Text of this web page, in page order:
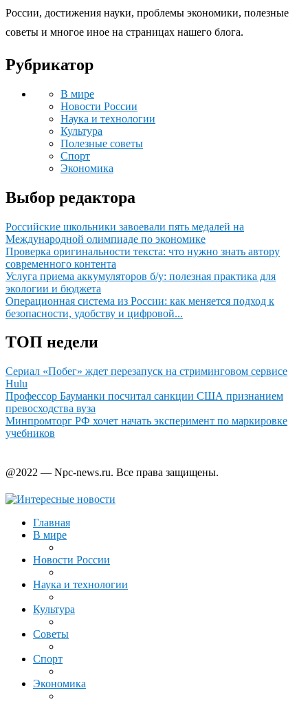
России, достижения науки, проблемы экономики, полезные
советы и многое иное на страницах нашего блога.
Рубрикатор
В мире
Новости России
Наука и технологии
Культура
Полезные советы
Спорт
Экономика
Выбор редактора
Российские школьники завоевали пять медалей на
Международной олимпиаде по экономике
Проверка оригинальности текста: что нужно знать автору
современного контента
Услуга приема аккумуляторов б/у: полезная практика для
экологии и бюджета
Операционная система из России: как меняется подход к
безопасности, удобству и цифровой...
ТОП недели
Сериал «Побег» ждет перезапуск на стриминговом сервисе
Hulu
Профессор Бауманки посчитал санкции США признанием
превосходства вуза
Минпромторг РФ хочет начать эксперимент по маркировке
учебников
@2022 — Npc-news.ru. Все права защищены.
Главная
В мире
Новости России
Наука и технологии
Культура
Советы
Спорт
Экономика